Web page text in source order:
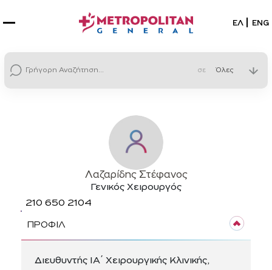
ΕΛ ENG
σε
Λαζαρίδης Στέφανος
Γενικός Χειρουργός
210 650 2104
ΠΡΟΦΙΛ
Διευθυντής ΙΑ΄ Χειρουργικής Κλινικής,